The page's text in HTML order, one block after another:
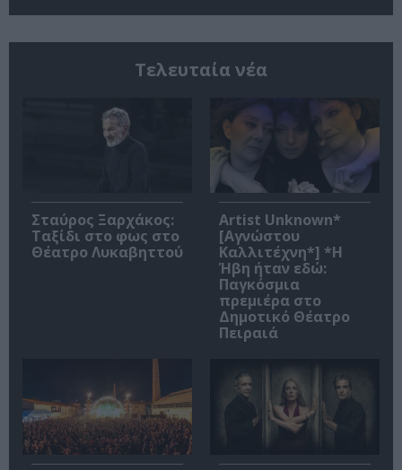
Τελευταία νέα
Σταύρος Ξαρχάκος:
Ταξίδι στο φως στο
Θέατρο Λυκαβηττού
Artist Unknown*
[Αγνώστου
Καλλιτέχνη*] *Η
Ήβη ήταν εδώ:
Παγκόσμια
πρεμιέρα στο
Δημοτικό Θέατρο
Πειραιά